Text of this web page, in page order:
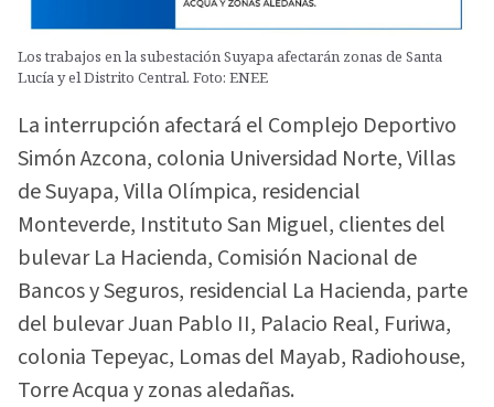
Los trabajos en la subestación Suyapa afectarán zonas de Santa
Lucía y el Distrito Central. Foto: ENEE
La interrupción afectará el Complejo Deportivo
Simón Azcona, colonia Universidad Norte, Villas
de Suyapa, Villa Olímpica, residencial
Monteverde, Instituto San Miguel, clientes del
bulevar La Hacienda, Comisión Nacional de
Bancos y Seguros, residencial La Hacienda, parte
del bulevar Juan Pablo II, Palacio Real, Furiwa,
colonia Tepeyac, Lomas del Mayab, Radiohouse,
Torre Acqua y zonas aledañas.